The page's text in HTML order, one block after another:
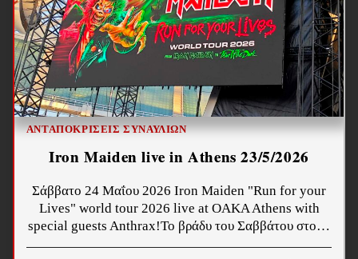
ΑΝΤΑΠΟΚΡΊΣΕΙΣ ΣΥΝΑΥΛΙΏΝ
Iron Maiden live in Athens 23/5/2026
Σάββατο 24 Μαΐου 2026 Iron Maiden "Run for your
Lives" world tour 2026 live at OAKA Athens with
special guests Anthrax!Το βράδυ του Σαββάτου στο…